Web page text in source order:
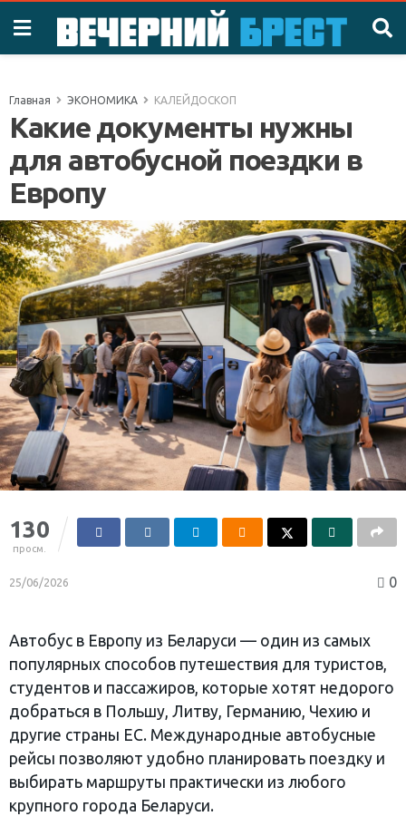
Главная ЭКОНОМИКА КАЛЕЙДОСКОП
Какие документы нужны
для автобусной поездки в
Европу
130
просм.
25/06/2026 0
Автобус в Европу из Беларуси — один из самых
популярных способов путешествия для туристов,
студентов и пассажиров, которые хотят недорого
добраться в Польшу, Литву, Германию, Чехию и
другие страны ЕС. Международные автобусные
рейсы позволяют удобно планировать поездку и
выбирать маршруты практически из любого
крупного города Беларуси.